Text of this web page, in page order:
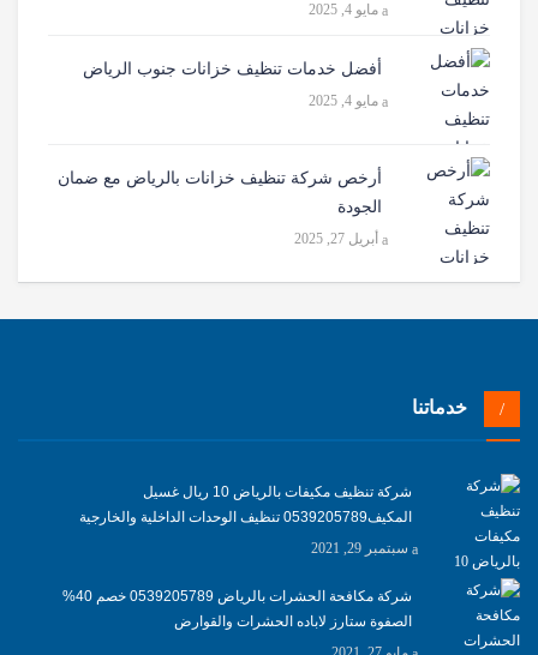
مايو 4, 2025
أفضل خدمات تنظيف خزانات جنوب الرياض
مايو 4, 2025
أرخص شركة تنظيف خزانات بالرياض مع ضمان
الجودة
أبريل 27, 2025
خدماتنا
شركة تنظيف مكيفات بالرياض 10 ريال غسيل
المكيف0539205789 تنظيف الوحدات الداخلية والخارجية
سبتمبر 29, 2021
شركة مكافحة الحشرات بالرياض 0539205789 خصم 40%
الصفوة ستارز لاباده الحشرات والقوارض